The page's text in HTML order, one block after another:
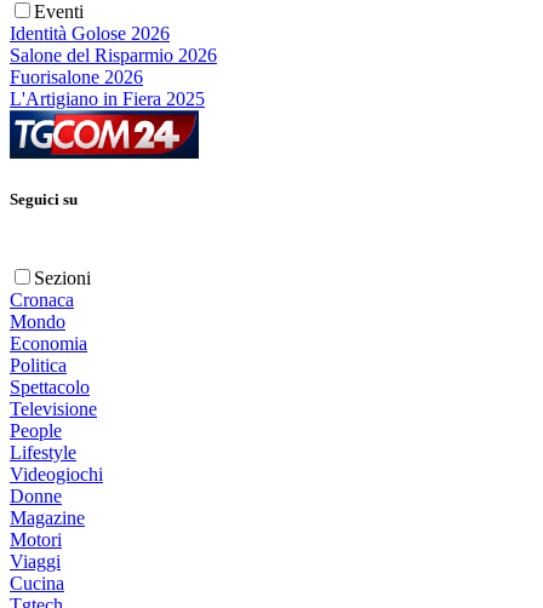
Eventi
Identità Golose 2026
Salone del Risparmio 2026
Fuorisalone 2026
L'Artigiano in Fiera 2025
Seguici su
Sezioni
Cronaca
Mondo
Economia
Politica
Spettacolo
Televisione
People
Lifestyle
Videogiochi
Donne
Magazine
Motori
Viaggi
Cucina